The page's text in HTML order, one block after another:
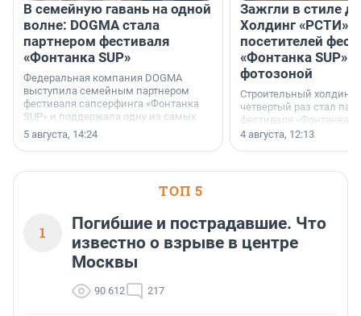
В семейную гавань на одной
волне: DOGMA стала
партнером фестиваля
«Фонтанка SUP»
Федеральная компания DOGMA
выступила семейным партнером
фестиваля сапсерфинга «Фонтанка
SUP» и поддержала одну из самых
ярких и романтичных номинаций —
«SUP-свадьба».
5 августа, 14:24
Зажгли в стиле
Холдинг «РСТИ»
посетителей
«Фонтанка SUP»
фотозоной
Строительный холдинг
четвертый раз стал
фестиваля «Фонтанка
раз компания
посетителям
4 августа, 12:13
ТОП 5
1
Погибшие и пострадавшие. Что
известно о взрыве в центре
Москвы
90 612 217